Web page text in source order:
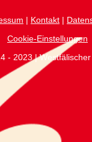
| Kontakt |
Cookie-Einstellungen
- 2023 | Westfälischer